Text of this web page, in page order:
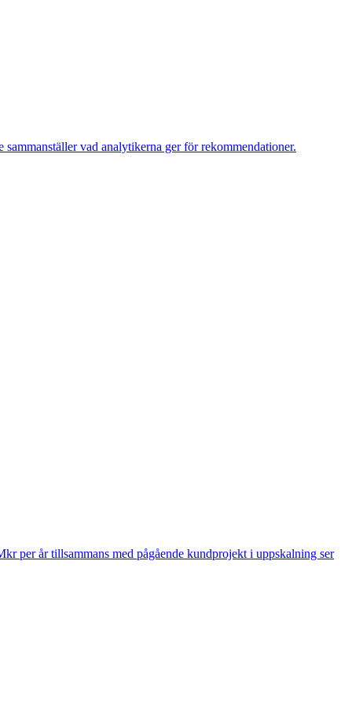
vad analytikerna ger för rekommendationer.
per år tillsammans med pågående kundprojekt i uppskalning ser